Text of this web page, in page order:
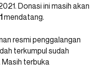
Donasi ini masih akan
mendatang.
resmi penggalangan
terkumpul sudah
Masih terbuka